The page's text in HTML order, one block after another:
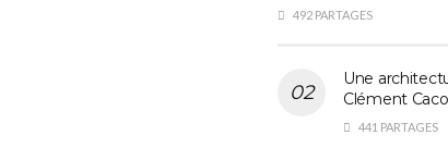
492 PARTAGES
Une
Clément
441 PARTAGES